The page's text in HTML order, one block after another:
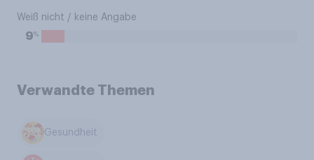
Weiß nicht / keine Angabe
9%
Verwandte Themen
Gesundheit